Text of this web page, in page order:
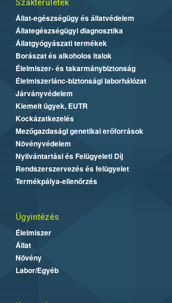
Szakterületek
Állat-egészségügy és állatvédelem
Állategészségügyi diagnosztika
Állatgyógyászati termékek
Borászat és alkoholos italok
Élelmiszer- és takarmánybiztonság
Élelmiszerlánc-biztonsági laborhálózat
Járványvédelem
Kiemelt ügyek, EUTR
Kockázatkezelés
Mezőgazdasági genetikai erőforrások
Növényvédelem
Nyilvántartási és Felügyeleti Díj
Rendszerszervezés és felügyelet
Termékpálya-ellenőrzés
Ügyintézés
Élelmiszer
Állat
Növény
Labor/Egyéb